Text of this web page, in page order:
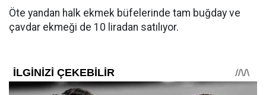
Öte yandan halk ekmek büfelerinde tam buğday ve
çavdar ekmeği de 10 liradan satılıyor.